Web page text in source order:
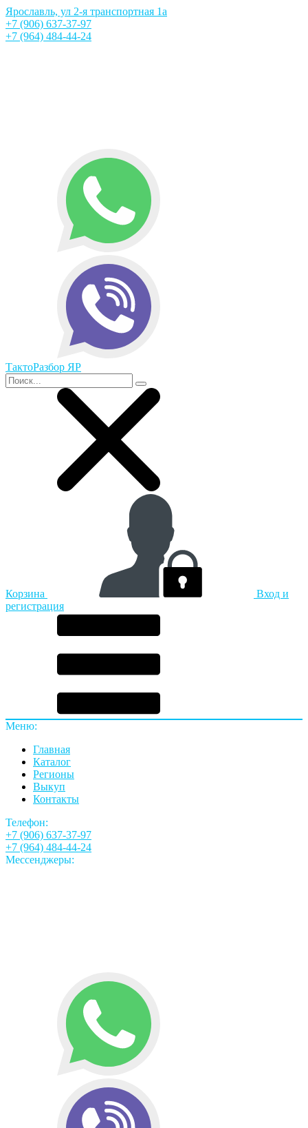
Ярославль, ул 2-я транспортная 1а
+7 (906) 637-37-97
+7 (964) 484-44-24
ТактоРазбор ЯР
Корзина
Вход и
регистрация
Меню:
Главная
Каталог
Регионы
Выкуп
Контакты
Телефон:
+7 (906) 637-37-97
+7 (964) 484-44-24
Мессенджеры: